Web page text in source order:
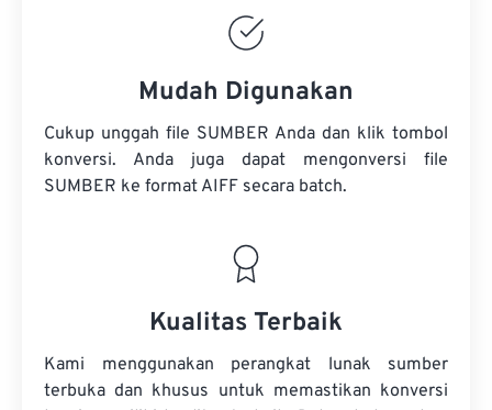
Mudah Digunakan
Cukup unggah file SUMBER Anda dan klik tombol
konversi. Anda juga dapat mengonversi file
SUMBER ke format AIFF secara batch.
Kualitas Terbaik
Kami menggunakan perangkat lunak sumber
terbuka dan khusus untuk memastikan konversi